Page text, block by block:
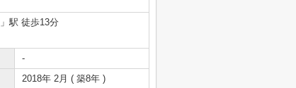
」駅 徒歩13分
-
2018年 2月 ( 築8年 )